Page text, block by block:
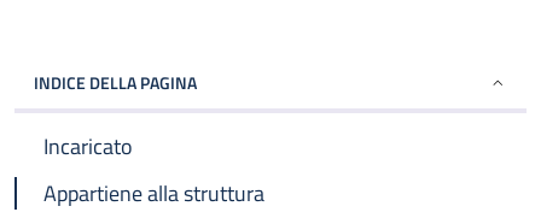
INDICE DELLA PAGINA
Incaricato
Appartiene alla struttura